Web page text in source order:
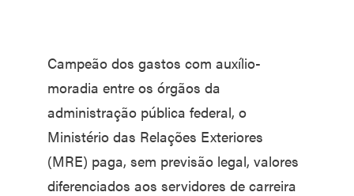
Campeão dos gastos com auxílio-
moradia entre os órgãos da
administração pública federal, o
Ministério das Relações Exteriores
(MRE) paga, sem previsão legal, valores
diferenciados aos servidores de carreira